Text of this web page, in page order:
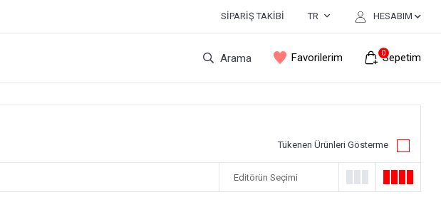
SIPARIŞ TAKIBI TR HESABIM
Arama Favorilerim Sepetim
0
Tükenen Ürünleri Gösterme